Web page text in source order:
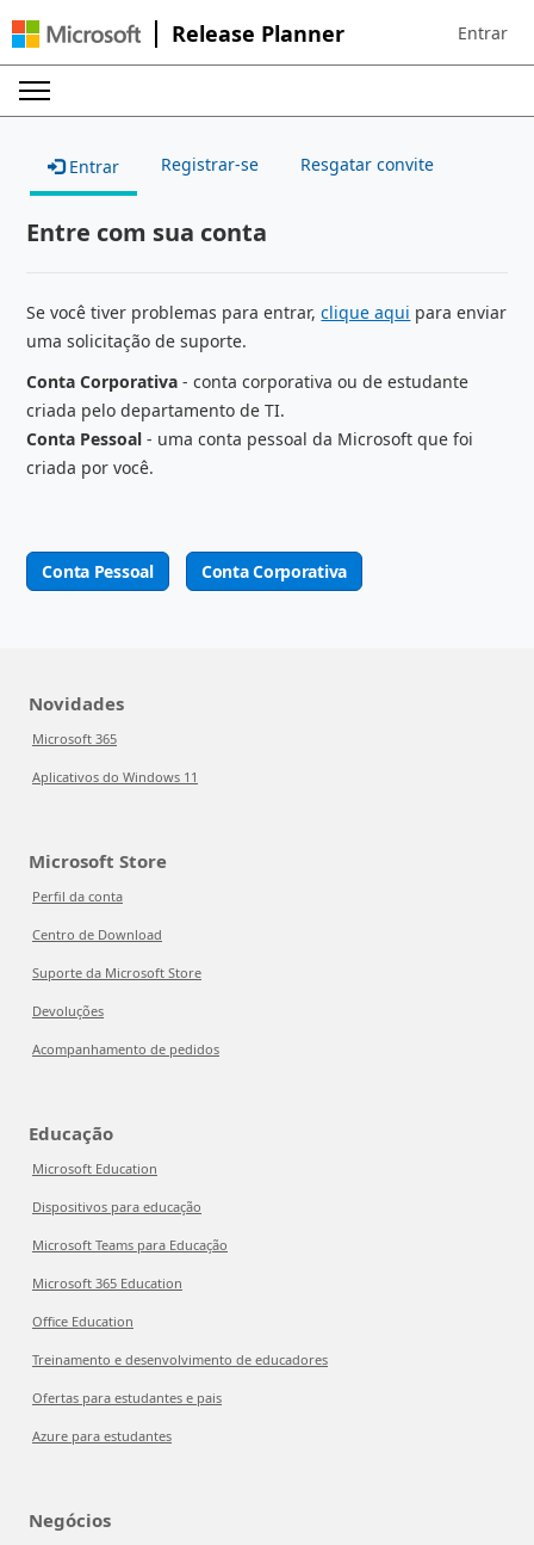
Release Planner Sign in to
Entrar
Entrar Registrar-se Resgatar convite
Entre com sua conta
Se você tiver problemas para entrar,clique aqui para enviar
uma solicitação de suporte.
Conta Corporativa - conta corporativa ou de estudante
criada pelo departamento de TI.
Conta Pessoal - uma conta pessoal da Microsoft que foi
criada por você.
Conta Pessoal Conta Corporativa
Novidades
Microsoft 365
Aplicativos do Windows 11
Microsoft Store
Perfil da conta
Centro de Download
Suporte da Microsoft Store
Devoluções
Acompanhamento de pedidos
Educação
Microsoft Education
Dispositivos para educação
Microsoft Teams para Educação
Microsoft 365 Education
Office Education
Treinamento e desenvolvimento de educadores
Ofertas para estudantes e pais
Azure para estudantes
Negócios